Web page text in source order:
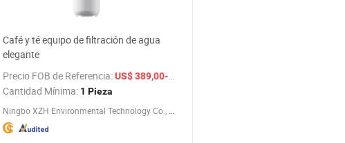
/ Pieza
Café y té equipo de filtración de agua
elegante
Precio FOB de Referencia:US$ 389,00-399,00
Cantidad Mínima: 1 Pieza